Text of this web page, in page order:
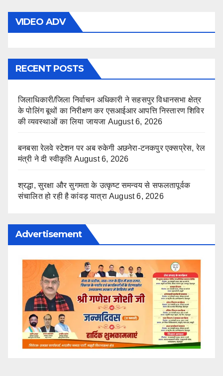
VIDEO ADV
RECENT POSTS
जिलाधिकारी/जिला निर्वाचन अधिकारी ने सहसपुर विधानसभा क्षेत्र
के पोलिंग बूथों का निरीक्षण कर एसआईआर आपत्ति निस्तारण शिविर
की व्यवस्थाओं का लिया जायजा August 6, 2026
बनबसा रेलवे स्टेशन पर अब रुकेगी अछनेरा-टनकपुर एक्सप्रेस, रेल
मंत्री ने दी स्वीकृति August 6, 2026
श्रद्धा, सुरक्षा और सुगमता के उत्कृष्ट समन्वय से सफलतापूर्वक
संचालित हो रही है कांवड़ यात्रा August 6, 2026
Advertisement